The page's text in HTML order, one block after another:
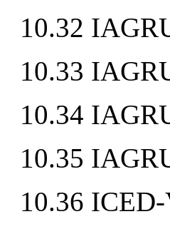
10.32
10.33
10.34
10.35
10.36